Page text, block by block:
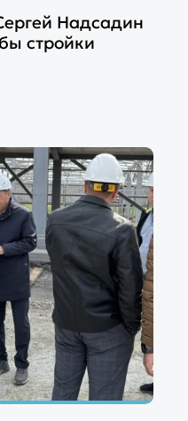
Надсадин
стройки